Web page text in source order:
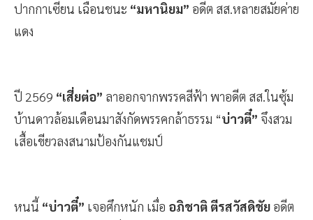
ปากกาเซียน เฉือนชนะ “มหานิยม” อดีต สส.หลายสมัยค่าย
แดง
ปี 2569 “เสี่ยต่อ” ลาออกจากพรรคสีฟ้า พาอดีต สส.ในซุ้ม
บ้านดาวล้อมเดือนมาสังกัดพรรคกล้าธรรม “บ่าวตี๋” จึงสวม
เสื้อเขียวลงสนามป้องกันแชมป์
หนนี้ “บ่าวตี๋” เจอศึกหนัก เมื่อ อภิชาติ ตีรสวัสดิชัย อดีต